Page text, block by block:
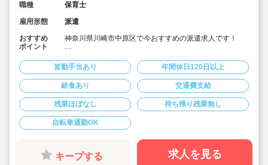
職種
保育士
雇用形態
派遣
おすすめ
ポイント
神奈川県川崎市中原区で今おすすめの派遣求人です！
■実働6時間～・書き物なし・保育補助の派遣で働ける保
育士さんを募集！
■9時～16時勤務も相談可能です！
■時給1,600円～ご案内可能！
■時間固定勤務・土日祝休みなのでワークライフバランス
もとりやすいです！
■担当クラスは希望と経験を考慮致します！
勤務条件など、お気軽にご相談ください♪
皆勤手当あり 年間休日120日以上
給食あり 交通費支給
残業ほぼなし 持ち帰り残業無し
自転車通勤OK
キープする 求人を見る